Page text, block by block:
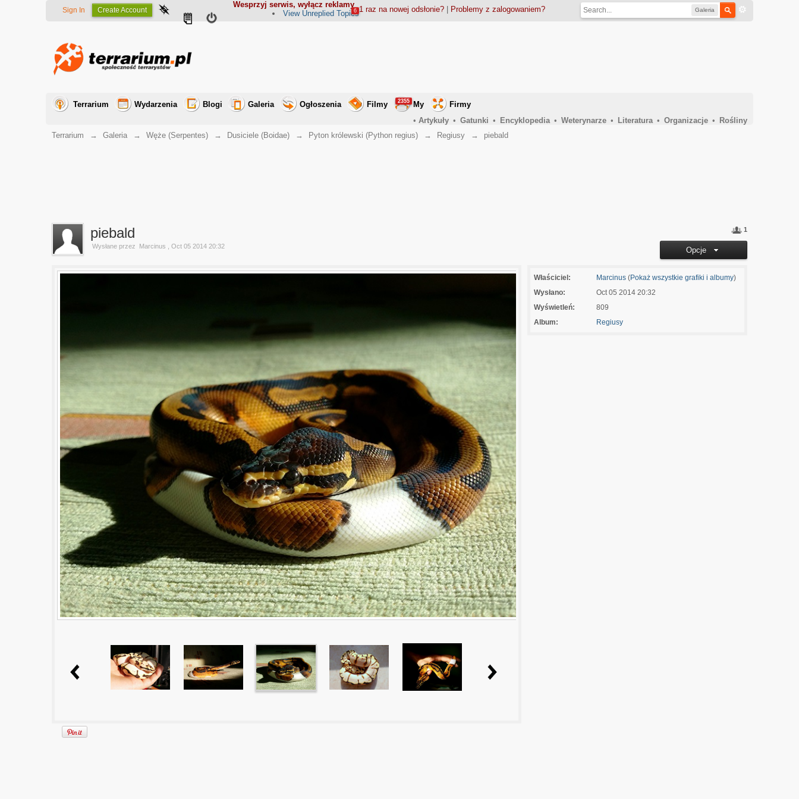
Wesprzyj serwis, wyłącz reklamy
Galeria
Sign In Create Account 1 raz na nowej odsłonie?| Problemy z zalogowaniem?
View Unreplied Topics
6
Terrarium Wydarzenia Blogi Galeria Ogłoszenia Filmy My
2355
Firmy
• Artykuły • Gatunki • Encyklopedia • Weterynarze • Literatura • Organizacje •
Rośliny
Terrarium
→ Galeria → Węże (Serpentes) → Dusiciele (Boidae) → Pyton królewski (Python regius) → Regiusy → piebald
1
Opcje
piebald
Wysłane przez Marcinus , Oct 05 2014 20:32
Właściciel: Marcinus(Pokaż wszystkie grafiki i albumy)
Wysłano:
Oct 05 2014 20:32
Wyświetleń:
809
Album:
Regiusy